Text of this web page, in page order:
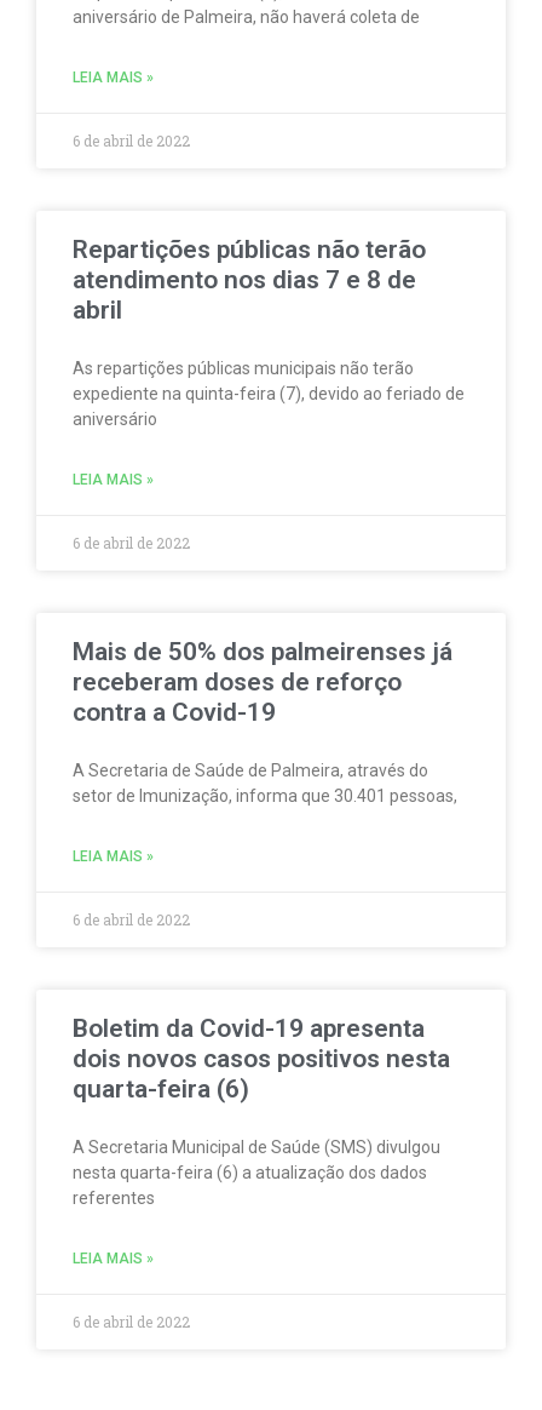
aniversário de Palmeira, não haverá coleta de
LEIA MAIS »
6 de abril de 2022
Repartições públicas não terão
atendimento nos dias 7 e 8 de
abril
As repartições públicas municipais não terão
expediente na quinta-feira (7), devido ao feriado de
aniversário
LEIA MAIS »
6 de abril de 2022
Mais de 50% dos palmeirenses já
receberam doses de reforço
contra a Covid-19
A Secretaria de Saúde de Palmeira, através do
setor de Imunização, informa que 30.401 pessoas,
LEIA MAIS »
6 de abril de 2022
Boletim da Covid-19 apresenta
dois novos casos positivos nesta
quarta-feira (6)
A Secretaria Municipal de Saúde (SMS) divulgou
nesta quarta-feira (6) a atualização dos dados
referentes
LEIA MAIS »
6 de abril de 2022